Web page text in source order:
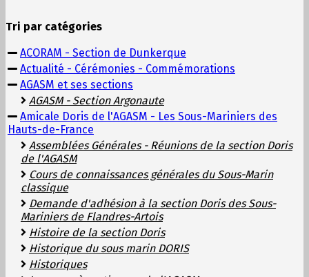
Tri par catégories
ACORAM - Section de Dunkerque
Actualité - Cérémonies - Commémorations
AGASM et ses sections
AGASM - Section Argonaute
Amicale Doris de l'AGASM - Les Sous-Mariniers des
Hauts-de-France
Assemblées Générales - Réunions de la section Doris
de l'AGASM
Cours de connaissances générales du Sous-Marin
classique
Demande d'adhésion à la section Doris des Sous-
Mariniers de Flandres-Artois
Histoire de la section Doris
Historique du sous marin DORIS
Historiques